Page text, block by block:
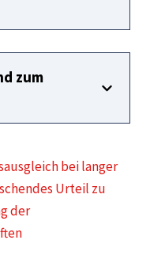
zum
bei langer
Urteil zu
der